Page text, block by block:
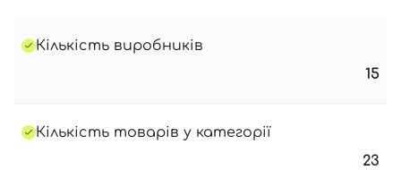
Кількість виробників
15
Кількість товарів у категорії
23